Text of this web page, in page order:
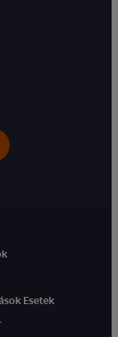
Esetek